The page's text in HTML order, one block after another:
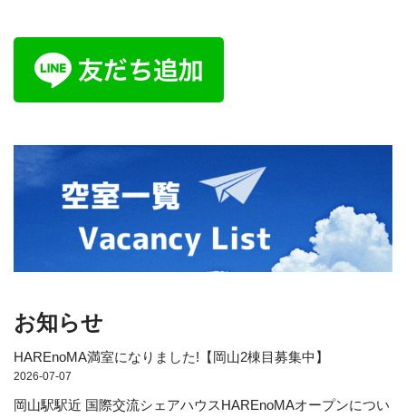
お知らせ
HAREnoMA満室になりました!【岡山2棟目募集中】
2026-07-07
岡山駅駅近 国際交流シェアハウスHAREnoMAオープンについ